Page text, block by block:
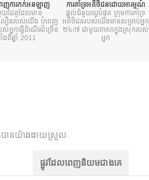
ាញការកក់អនឡាញ
យដៃគូដែលមាន
ឿនរបស់យើង បំពេញ
ស់អ្នកធ្វើដំណើរដ៏ច្រើន
ងពីឆ្នាំ 2011
ការគាំទ្រអតិថិជនដោយអារម្មណ៍
ផ្តល់ជំនួយល្អបំផុត ក្រុមការគាំទ្រ
អតិថិជនរបស់យើងមានសម្រាប់អ្នក
២៤/៧ ជាមួយភាសាក្នុងស្រុករបស់
អ្នក
ានយ៉ាងងាយស្រួល
ផ្លូវដែលពេញនិយមជាងគេ